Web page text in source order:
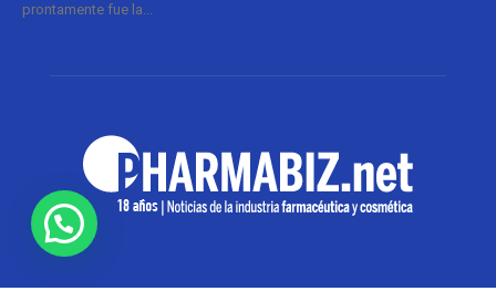
prontamente fue la...